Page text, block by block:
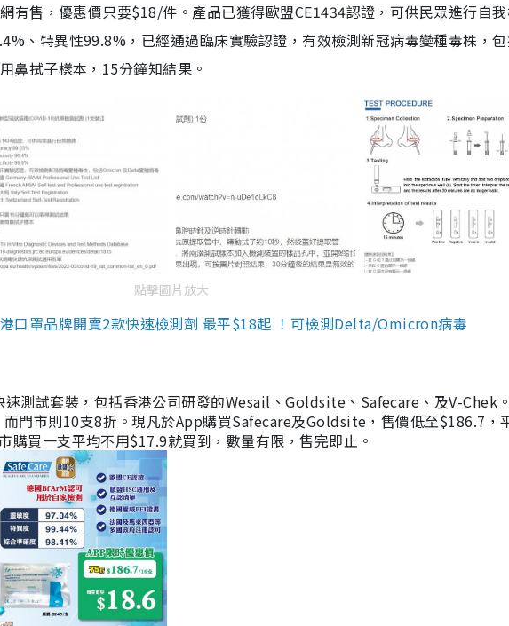
有售，優惠價只要$18/件。產品已獲得歐盟CE1434認證，可供民眾進行自
、特異性99.8%，已經通過臨床實驗認證，有效檢測新冠病毒變種毒株，
拭子樣本，15分鐘知結果。
點擊圖片放大
口罩品牌開賣2款快速檢測劑 最平$18起 ！可檢測Delta/Omicron病毒
測試套裝，包括香港公司研發的Wesail、Goldsite、Safecare、及V-Chek
門市則10支8折。現凡於App購買Safecare及Goldsite，售價低至$186.7，
購買一支平均不用$17.9就買到，數量有限，售完即止。